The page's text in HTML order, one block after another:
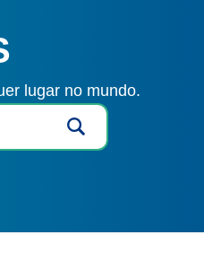
lugar no mundo.